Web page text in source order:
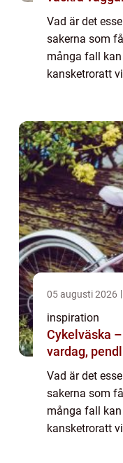
Vad är det
sakerna som
många fall
kansketroratt
05 augusti 2026
inspiration
Cykelväska
vardag,
Vad är det
sakerna som
många fall
kansketroratt